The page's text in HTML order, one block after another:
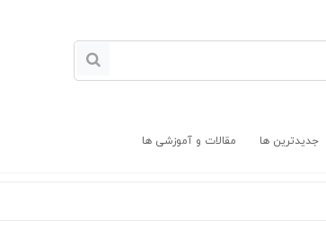
جدیدترین ها مقالات و آموزشی ها